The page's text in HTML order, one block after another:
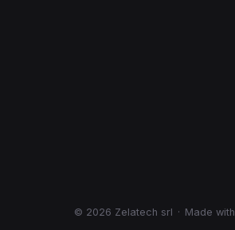
© 2026 Zelatech srl · Made with